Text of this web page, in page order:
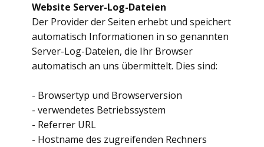
Website Server-Log-Dateien
Der Provider der Seiten erhebt und speichert
automatisch Informationen in so genannten
Server-Log-Dateien, die Ihr Browser
automatisch an uns übermittelt. Dies sind:
- Browsertyp und Browserversion
- verwendetes Betriebssystem
- Referrer URL
- Hostname des zugreifenden Rechners